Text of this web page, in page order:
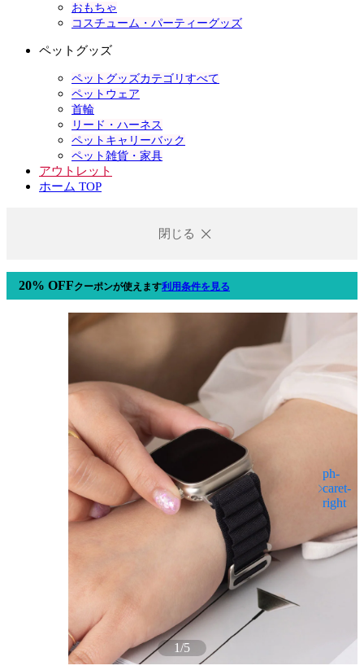
おもちゃ
コスチューム・パーティーグッズ
ペットグッズ
ペットグッズカテゴリすべて
ペットウェア
首輪
リード・ハーネス
ペットキャリーバック
ペット雑貨・家具
アウトレット
ホーム TOP
閉じる
20% OFFクーポンが使えます利用条件を見る
1/5